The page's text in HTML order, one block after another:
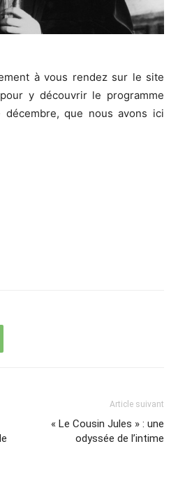
à vous rendez sur le site
y découvrir le programme
que nous avons ici
Article suivant
« Le Cousin Jules » : une
odyssée de l’intime